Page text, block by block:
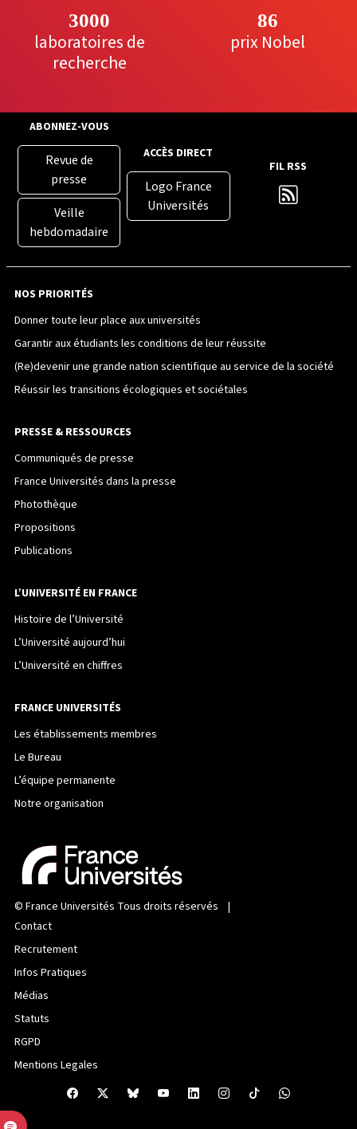
3000
laboratoires de
recherche
86
prix Nobel
ABONNEZ-VOUS
Revue de
presse
Veille
hebdomadaire
ACCÈS DIRECT
Logo France
Universités
FIL RSS
NOS PRIORITÉS
Donner toute leur place aux universités
Garantir aux étudiants les conditions de leur réussite
(Re)devenir une grande nation scientifique au service de la société
Réussir les transitions écologiques et sociétales
PRESSE & RESSOURCES
Communiqués de presse
France Universités dans la presse
Photothèque
Propositions
Publications
L’UNIVERSITÉ EN FRANCE
Histoire de l’Université
L’Université aujourd’hui
L’Université en chiffres
FRANCE UNIVERSITÉS
Les établissements membres
Le Bureau
L’équipe permanente
Notre organisation
© France Universités Tous droits réservés |
Contact
Recrutement
Infos Pratiques
Médias
Statuts
RGPD
Mentions Legales